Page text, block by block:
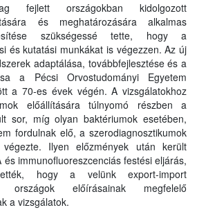
fejlett országokban kidolgozott
és meghatározására alkalmas
szükségessé tette, hogy a
és kutatási munkákat is végezzen. Az új
adaptálása, továbbfejlesztése és a
a Pécsi Orvostudományi Egyetem
a 70-es évek végén. A vizsgálatokhoz
előállítására túlnyomó részben a
sor, míg olyan baktériumok esetében,
fordulnak elő, a szerodiagnosztikumok
Ilyen előzmények után került
és immunofluoreszcenciás festési eljárás,
hogy a velünk export-import
országok előírásainak megfelelő
a vizsgálatok.